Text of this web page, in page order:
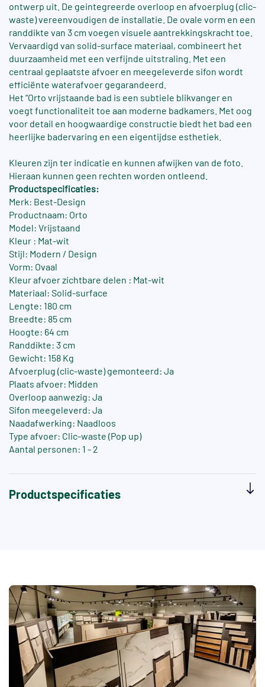
ontwerp uit. De geintegreerde overloop en afvoerplug (clic-
waste) vereenvoudigen de installatie. De ovale vorm en een
randdikte van 3 cm voegen visuele aantrekkingskracht toe.
Vervaardigd van solid-surface materiaal, combineert het
duurzaamheid met een verfijnde uitstraling. Met een
centraal geplaatste afvoer en meegeleverde sifon wordt
efficiënte waterafvoer gegarandeerd.
Het “Orto vrijstaande bad is een subtiele blikvanger en
voegt functionaliteit toe aan moderne badkamers. Met oog
voor detail en hoogwaardige constructie biedt het bad een
heerlijke badervaring en een eigentijdse esthetiek.
Kleuren zijn ter indicatie en kunnen afwijken van de foto.
Hieraan kunnen geen rechten worden ontleend.
Productspecificaties:
Merk: Best-Design
Productnaam: Orto
Model: Vrijstaand
Kleur : Mat-wit
Stijl: Modern / Design
Vorm: Ovaal
Kleur afvoer zichtbare delen : Mat-wit
Materiaal: Solid-surface
Lengte: 180 cm
Breedte: 85 cm
Hoogte: 64 cm
Randdikte: 3 cm
Gewicht: 158 Kg
Afvoerplug (clic-waste) gemonteerd: Ja
Plaats afvoer: Midden
Overloop aanwezig: Ja
Sifon meegeleverd: Ja
Naadafwerking: Naadloos
Type afvoer: Clic-waste (Pop up)
Aantal personen: 1 - 2
Productspecificaties